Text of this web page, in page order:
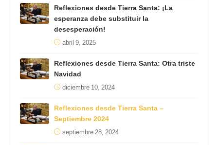
Reflexiones desde Tierra Santa: ¡La
esperanza debe substituir la
desesperación!
abril 9, 2025
Reflexiones desde Tierra Santa: Otra triste
Navidad
diciembre 10, 2024
Reflexiones desde Tierra Santa –
Septiembre 2024
septiembre 28, 2024